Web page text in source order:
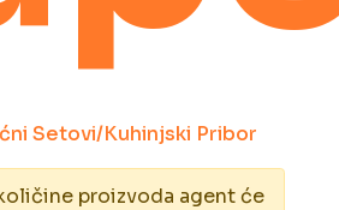
Setovi/Kuhinjski Pribor
proizvoda agent će